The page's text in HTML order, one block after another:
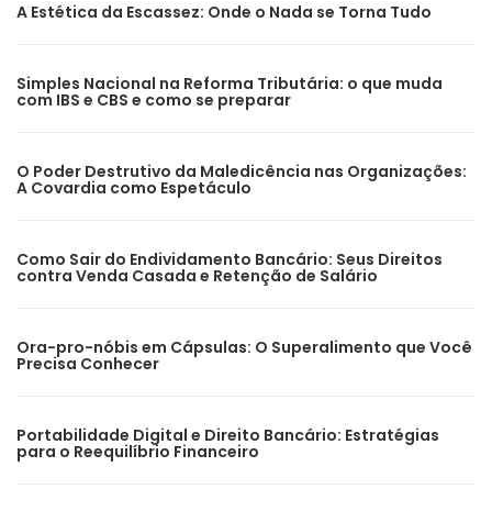
A Estética da Escassez: Onde o Nada se Torna Tudo
Simples Nacional na Reforma Tributária: o que muda
com IBS e CBS e como se preparar
O Poder Destrutivo da Maledicência nas Organizações:
A Covardia como Espetáculo
Como Sair do Endividamento Bancário: Seus Direitos
contra Venda Casada e Retenção de Salário
Ora-pro-nóbis em Cápsulas: O Superalimento que Você
Precisa Conhecer
Portabilidade Digital e Direito Bancário: Estratégias
para o Reequilíbrio Financeiro